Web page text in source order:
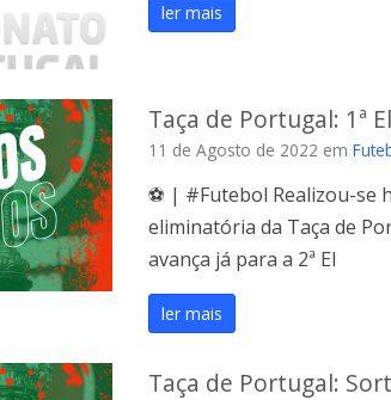
ler mais
Taça de Portugal: 1ª
11 de Agosto de 2022 em
⚽️ | #Futebol Realizou-se
eliminatória da Taça de
avança já para a 2ª El
ler mais
Taça de Portugal: